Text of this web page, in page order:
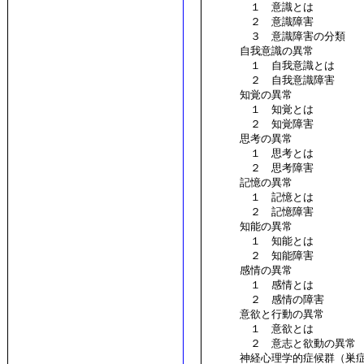
１ 意識とは
２ 意識障害
３ 意識障害の分類
自我意識の異常
１ 自我意識とは
２ 自我意識障害
知覚の異常
１ 知覚とは
２ 知覚障害
思考の異常
１ 思考とは
２ 思考障害
記憶の異常
１ 記憶とは
２ 記憶障害
知能の異常
１ 知能とは
２ 知能障害
感情の異常
１ 感情とは
２ 感情の障害
意欲と行動の異常
１ 意欲とは
２ 意志と欲動の異常
神経心理学的症候群（巣